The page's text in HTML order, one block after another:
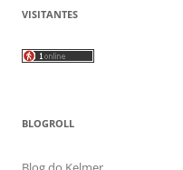
VISITANTES
BLOGROLL